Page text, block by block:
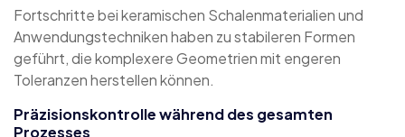
Fortschritte bei keramischen Schalenmaterialien und
Anwendungstechniken haben zu stabileren Formen
geführt, die komplexere Geometrien mit engeren
Toleranzen herstellen können.
Präzisionskontrolle während des gesamten
Prozesses